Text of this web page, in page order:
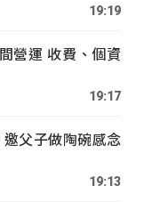
19:19
營運 收費、個資
19:17
父子做陶碗感念
19:13